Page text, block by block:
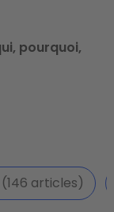
pourquoi,
articles)